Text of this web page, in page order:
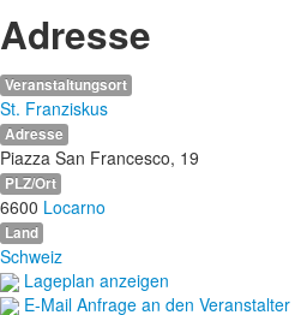
Adresse
Veranstaltungsort
St. Franziskus
Adresse
Piazza San Francesco, 19
PLZ/Ort
6600 Locarno
Land
Schweiz
Lageplan anzeigen
E-Mail Anfrage an den Veranstalter